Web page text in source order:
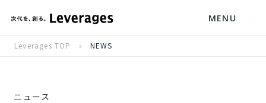
MENU
Leverages TOP NEWS
ニュース